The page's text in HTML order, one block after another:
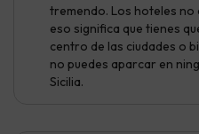
tremendo. Los hoteles no
eso significa que tienes
centro de las ciudades o
no puedes aparcar en
Sicilia.